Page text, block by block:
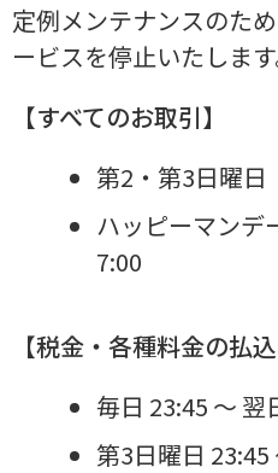
定例メンテナンスのた
ービスを停止いたします
【すべてのお取引】
第2・第3日曜
ハッピーマンデ
7:00
【税金・各種料金の払込
毎日 23:45 ～ 翌
第3日曜日 23:45